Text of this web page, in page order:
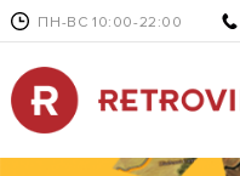
ПН-ВС 10:00-22:00